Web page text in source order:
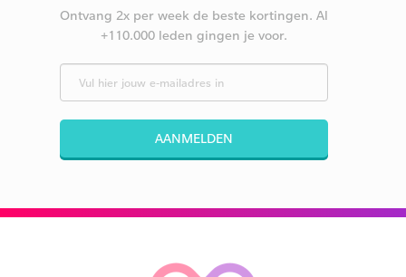
Ontvang 2x per week de beste kortingen. Al
+110.000 leden gingen je voor.
AANMELDEN